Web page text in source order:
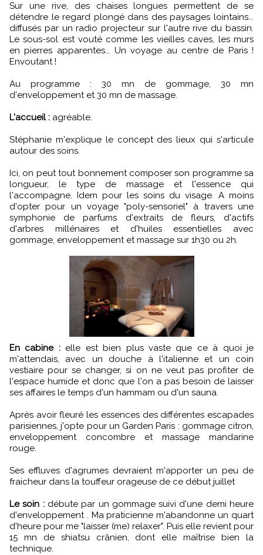
Sur une rive, des chaises longues permettent de se
détendre le regard plongé dans des paysages lointains...
diffusés par un radio projecteur sur l'autre rive du bassin.
Le sous-sol est vouté comme les vieilles caves, les murs
en pierres apparentes... Un voyage au centre de Paris !
Envoutant !
Au programme : 30 mn de gommage, 30 mn
d'enveloppement et 30 mn de massage.
L'accueil : agréable.
Stéphanie m'explique le concept des lieux qui s'articule
autour des soins.
Ici, on peut tout bonnement composer son programme sa
longueur, le type de massage et l'essence qui
l'accompagne. Idem pour les soins du visage. A moins
d'opter pour un voyage "poly-sensoriel" à travers une
symphonie de parfums d'extraits de fleurs, d'actifs
d'arbres millénaires et d'huiles essentielles avec
gommage, enveloppement et massage sur 1h30 ou 2h.
En cabine :elle est bien plus vaste que ce à quoi je
m'attendais, avec un douche à l'italienne et un coin
vestiaire pour se changer, si on ne veut pas profiter de
l'espace humide et donc que l'on a pas besoin de laisser
ses affaires le temps d'un hammam ou d'un sauna.
Après avoir fleuré les essences des différentes escapades
parisiennes, j'opte pour un Garden Paris : gommage citron,
enveloppement concombre et massage mandarine
rouge.
Ses effluves d'agrumes devraient m'apporter un peu de
fraicheur dans la touffeur orageuse de ce début juillet
Le soin :débute par un gommage suivi d'une demi heure
d'enveloppement . Ma praticienne m'abandonne un quart
d'heure pour me "laisser (me) relaxer". Puis elle revient pour
15 mn de shiatsu crânien, dont elle maîtrise bien la
technique.